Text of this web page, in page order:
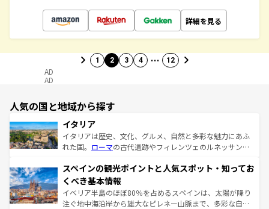
詳細を見る
1 2 3 4 … 12
AD
AD
人気の国と地域から探す
イタリア
イタリアは歴史、文化、グルメ、自然と多彩な魅力にあふ
れた国。 ローマの古代遺跡やフィレンツェのルネッサンス
ろん、トスカーナの美しい田園風景やアマルフィ海岸の絶
景など、自然景観も見逃せない。観光の合間には、本場の
ピザやパスタなど、絶品のイタリア料理を堪能することも
できる。朝目覚めてから夜眠るまで、すべての瞬間を楽し
スペインの観光ポイントと人気スポット・知ってお
くべき基本情報
イベリア半島のほぼ80％を占めるスペインは、太陽が降り
注ぐ地中海沿岸から雄大なピレネー山脈まで、多彩な自然